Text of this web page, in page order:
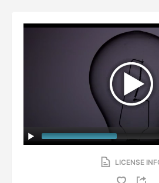
LICENSE